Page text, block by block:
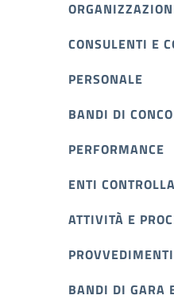
CONSULENTI E
PERSONALE
BANDI DI
PERFORMANCE
ENTI
ATTIVITÀ E
PROVVEDIMENTI
BANDI DI GARA